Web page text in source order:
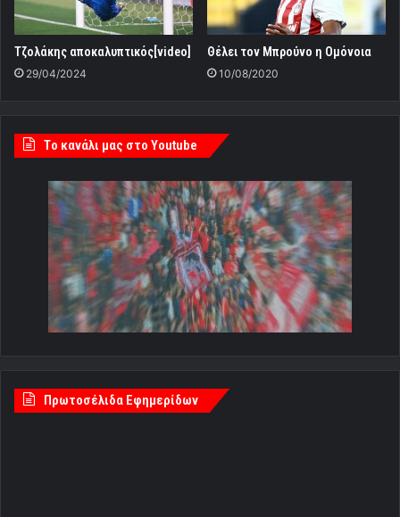
Τζολάκης αποκαλυπτικός[video]
29/04/2024
Θέλει τον Μπρούνο η Ομόνοια
10/08/2020
Tο κανάλι μας στο Youtube
Πρωτοσέλιδα Εφημερίδων